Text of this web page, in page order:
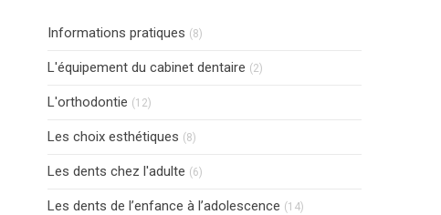
Informations pratiques (8)
L'équipement du cabinet dentaire (2)
L'orthodontie (12)
Les choix esthétiques (8)
Les dents chez l'adulte (6)
Les dents de l’enfance à l’adolescence (14)